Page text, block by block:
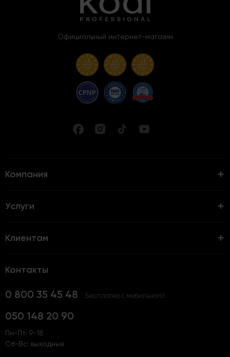
Официальный интернет-магазин
Компания
Услуги
Клиентам
Контакты
0 800 35 45 48 Бесплатно с мобильного!
050 148 20 90
Пн-Пт: 9-18
Сб-Вс: выходные